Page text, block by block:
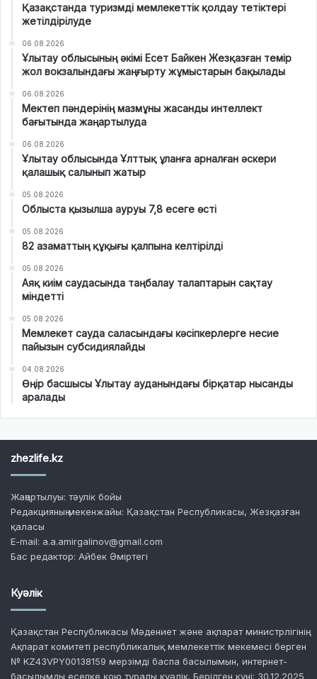
Қазақстанда туризмді мемлекеттік қолдау тетіктері
жетілдірілуде
06.08.2026
Ұлытау облысының әкімі Есет Байкен Жезқазған темір
жол вокзалындағы жаңғырту жұмыстарын бақылады
06.08.2026
Мектеп пәндерінің мазмұны жасанды интеллект
бағытында жаңартылуда
06.08.2026
Ұлытау облысында Ұлттық ұланға арналған әскери
қалашық салынып жатыр
05.08.2026
Облыста қызылша ауруы 7,8 есеге өсті
05.08.2026
82 азаматтың құқығы қалпына келтірілді
05.08.2026
Аяқ киім саудасында таңбалау талаптарын сақтау
міндетті
05.08.2026
Мемлекет сауда саласындағы кәсіпкерлерге несие
пайызын субсидиялайды
04.08.2026
Өңір басшысы Ұлытау ауданындағы бірқатар нысанды
аралады
zhezlife.kz
Жаңартылуы: тәулік бойы
Редакцияның мекенжайы: Қазақстан Республикасы, Жезқазған
қаласы
E-mail: a.a.amirgalinov@gmail.com
Бас редактор: Айбек Әміртегі
Куәлік
Қазақстан Республикасы Мәдениет және ақпарат министрлігінің
Ақпарат комитеті республикалық мемлекеттік мекемесі берген
№ KZ43VPY00138159 мерзімді баспа басылымын, интернет-
басылымды есепке қою туралы куәлік. Берілген күні: 30.12.2025